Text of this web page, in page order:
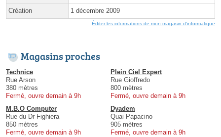
Création 1 décembre 2009
Éditer les informations de mon magasin d'informatique
Magasins proches
Technice
Rue Arson
380 mètres
Fermé, ouvre demain à 9h
Plein Ciel Expert
Rue Gioffredo
800 mètres
Fermé, ouvre demain à 9h
M.B.O Computer
Rue du Dr Fighiera
850 mètres
Fermé, ouvre demain à 9h
Dyadem
Quai Papacino
905 mètres
Fermé, ouvre demain à 9h